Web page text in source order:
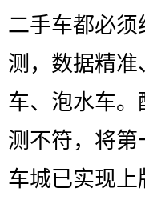
二手车都必
测，数据精
车、泡水车
测不符，将
车城已实现